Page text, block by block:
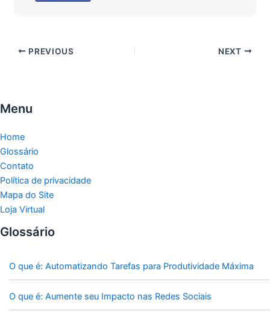
PREVIOUS NEXT
Menu
Home
Glossário
Contato
Política de privacidade
Mapa do Site
Loja Virtual
Glossário
O que é: Automatizando Tarefas para Produtividade Máxima
O que é: Aumente seu Impacto nas Redes Sociais